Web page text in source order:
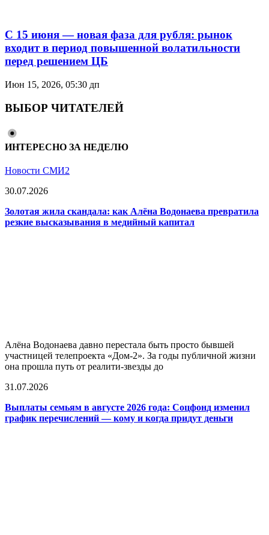
С 15 июня — новая фаза для рубля: рынок
входит в период повышенной волатильности
перед решением ЦБ
Июн 15, 2026, 05:30 дп
ВЫБОР ЧИТАТЕЛЕЙ
ИНТЕРЕСНО ЗА НЕДЕЛЮ
Новости СМИ2
30.07.2026
Золотая жила скандала: как Алёна Водонаева превратила
резкие высказывания в медийный капитал
Алёна Водонаева давно перестала быть просто бывшей
участницей телепроекта «Дом-2». За годы публичной жизни
она прошла путь от реалити-звезды до
31.07.2026
Выплаты семьям в августе 2026 года: Соцфонд изменил
график перечислений — кому и когда придут деньги